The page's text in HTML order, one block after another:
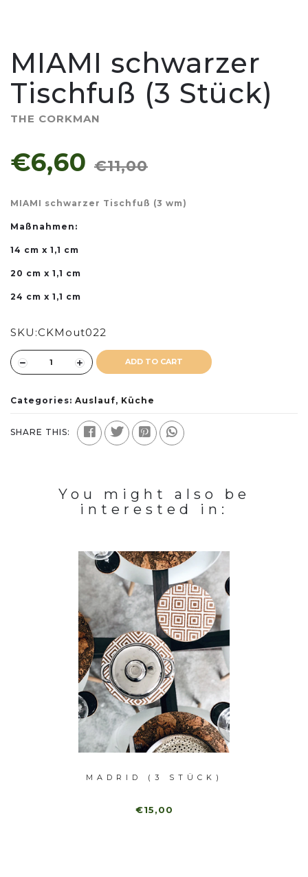
MIAMI schwarzer
Tischfuß (3 Stück)
THE CORKMAN
€6,60 €11,00
MIAMI schwarzer Tischfuß (3 wm)
Maßnahmen:
14 cm x 1,1 cm
20 cm x 1,1 cm
24 cm x 1,1 cm
SKU:CKMout022
ADD TO CART
Categories: Auslauf, Küche
SHARE THIS:
You might also be
interested in:
MADRID (3 STÜCK)
€15,00